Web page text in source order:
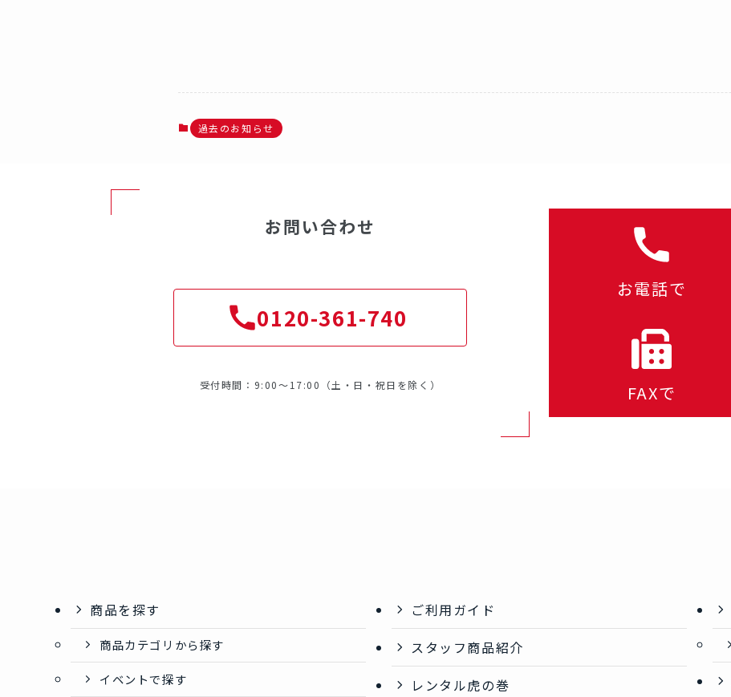
過去のお知らせ
お問い合わせ
0120-361-740
受付時間：9:00～17:00（土・日・祝日を除く）
お電話で
FAXで
商品を探す
商品カテゴリから探す
イベントで探す
ご利用ガイド
スタッフ商品紹介
レンタル虎の巻